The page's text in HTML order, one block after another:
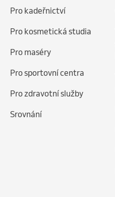
Pro kadeřnictví
Pro kosmetická studia
Pro maséry
Pro sportovní centra
Pro zdravotní služby
Srovnání